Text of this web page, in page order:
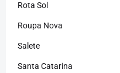
Rota Sol
Roupa Nova
Salete
Santa Catarina